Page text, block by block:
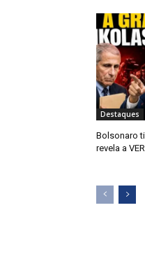
Destaques
Bolsonaro
revela a